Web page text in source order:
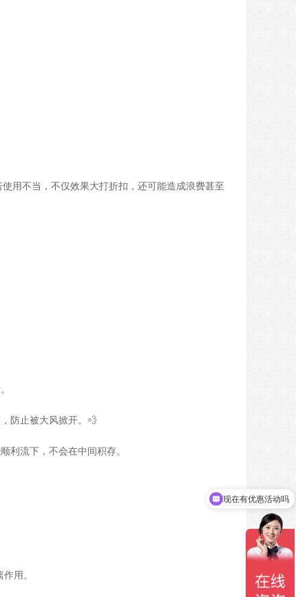
用不当，不仅效果大打折扣，还可能造成浪费甚至
防止被大风掀开。💨
利流下，不会在中间积存。
用。
可以介绍下你们的产品么
现在有优惠活动吗